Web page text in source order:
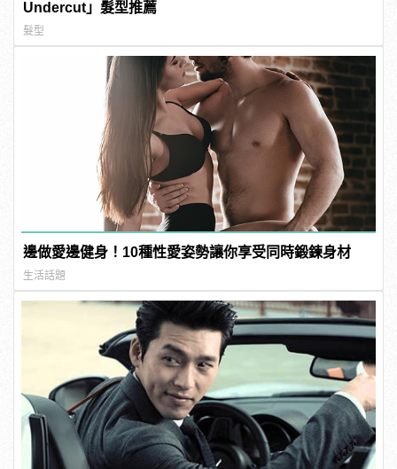
Undercut」髮型推薦
髮型
邊做愛邊健身！10種性愛姿勢讓你享受同時鍛鍊身材
生活話題